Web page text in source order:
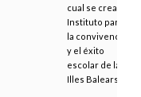
cual se crea el
Instituto para
la convivencia
y el éxito
escolar de las
Illes Balears